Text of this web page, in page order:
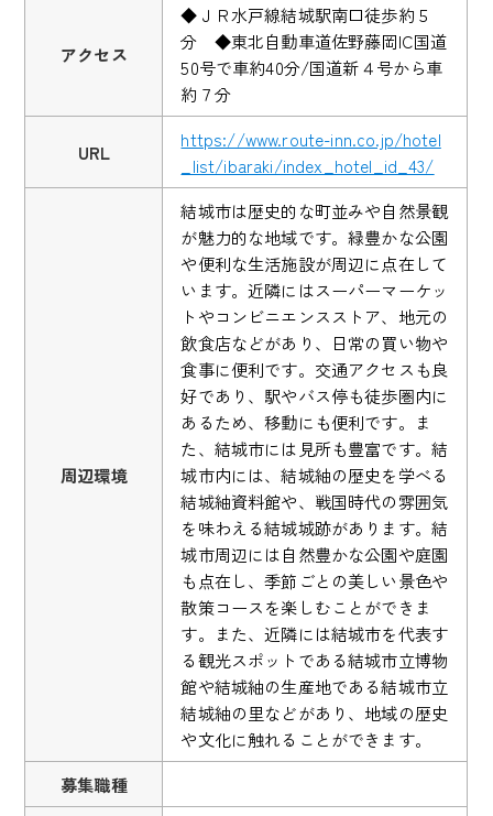
アクセス
◆ＪＲ水戸線結城駅南口徒歩約５
分 ◆東北自動車道佐野藤岡IC国道
50号で車約40分/国道新４号から車
約７分
URL
https://www.route-inn.co.jp/hotel
_list/ibaraki/index_hotel_id_43/
周辺環境
結城市は歴史的な町並みや自然景観
が魅力的な地域です。緑豊かな公園
や便利な生活施設が周辺に点在して
います。近隣にはスーパーマーケッ
トやコンビニエンスストア、地元の
飲食店などがあり、日常の買い物や
食事に便利です。交通アクセスも良
好であり、駅やバス停も徒歩圏内に
あるため、移動にも便利です。ま
た、結城市には見所も豊富です。結
城市内には、結城紬の歴史を学べる
結城紬資料館や、戦国時代の雰囲気
を味わえる結城城跡があります。結
城市周辺には自然豊かな公園や庭園
も点在し、季節ごとの美しい景色や
散策コースを楽しむことができま
す。また、近隣には結城市を代表す
る観光スポットである結城市立博物
館や結城紬の生産地である結城市立
結城紬の里などがあり、地域の歴史
や文化に触れることができます。
募集職種